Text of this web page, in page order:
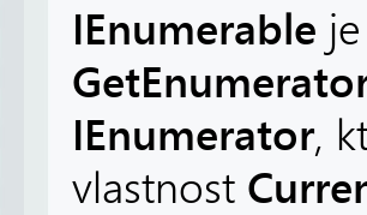
IEnumerable
IEnumerator,
vlastnost